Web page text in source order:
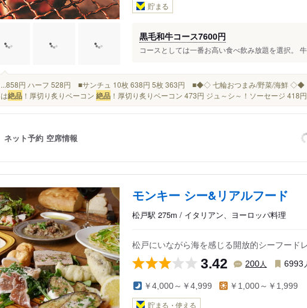
貯まる
黒毛和牛コース7600円
コースとしては一番お高い食べ飲み放題を選択。
...858円 ハーフ 528円 ■サンチュ 10枚 638円 5枚 363円 ■◆◇ 七輪おつまみ/野菜/海鮮
は絶品 ！厚切り炙りベーコン 絶品 ！厚切り炙りベーコン 473円 ジュ～シ～！ソーセージ 418
ネット予約 空席情報
モンキー シー&リアルフード
松戸駅 275m / イタリアン、ヨーロッパ料理
松戸にいながら海を感じる開放的シーフー
3.42 200人 6993
￥4,000～￥4,999 ￥1,000～￥1,999
貯まる・使える